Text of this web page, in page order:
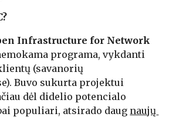
programa, vykdanti
(savanorių
dėl didelio potencialo
populiari, atsirado daug naujų